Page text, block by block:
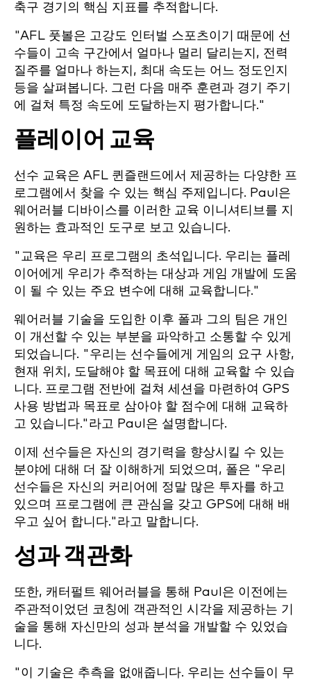
축구 경기의 핵심 지표를 추적합니다.
"AFL 풋볼은 고강도 인터벌 스포츠이기 때문에 선
수들이 고속 구간에서 얼마나 멀리 달리는지, 전력
질주를 얼마나 하는지, 최대 속도는 어느 정도인지
등을 살펴봅니다. 그런 다음 매주 훈련과 경기 주기
에 걸쳐 특정 속도에 도달하는지 평가합니다."
플레이어 교육
선수 교육은 AFL 퀸즐랜드에서 제공하는 다양한 프
로그램에서 찾을 수 있는 핵심 주제입니다. Paul은
웨어러블 디바이스를 이러한 교육 이니셔티브를 지
원하는 효과적인 도구로 보고 있습니다.
"교육은 우리 프로그램의 초석입니다. 우리는 플레
이어에게 우리가 추적하는 대상과 게임 개발에 도움
이 될 수 있는 주요 변수에 대해 교육합니다."
웨어러블 기술을 도입한 이후 폴과 그의 팀은 개인
이 개선할 수 있는 부분을 파악하고 소통할 수 있게
되었습니다. "우리는 선수들에게 게임의 요구 사항,
현재 위치, 도달해야 할 목표에 대해 교육할 수 있습
니다. 프로그램 전반에 걸쳐 세션을 마련하여 GPS
사용 방법과 목표로 삼아야 할 점수에 대해 교육하
고 있습니다."라고 Paul은 설명합니다.
이제 선수들은 자신의 경기력을 향상시킬 수 있는
분야에 대해 더 잘 이해하게 되었으며, 폴은 "우리
선수들은 자신의 커리어에 정말 많은 투자를 하고
있으며 프로그램에 큰 관심을 갖고 GPS에 대해 배
우고 싶어 합니다."라고 말합니다.
성과 객관화
또한, 캐터펄트 웨어러블을 통해 Paul은 이전에는
주관적이었던 코칭에 객관적인 시각을 제공하는 기
술을 통해 자신만의 성과 분석을 개발할 수 있었습
니다.
"이 기술은 추측을 없애줍니다. 우리는 선수들이 무